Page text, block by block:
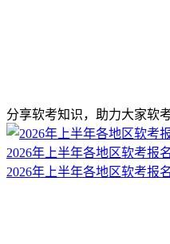
分享软考知识，助力大家软
2026年上半年各地区软考报
2026年上半年各地区软考报